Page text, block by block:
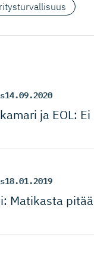
14.09.2020
ja EOL:
18.01.2019
Matikasta